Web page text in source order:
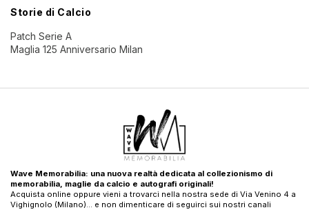
Storie di Calcio
Patch Serie A
Maglia 125 Anniversario Milan
Wave Memorabilia: una nuova realtà dedicata al collezionismo di
memorabilia, maglie da calcio e autografi originali!
Acquista online oppure vieni a trovarci nella nostra sede di Via Venino 4 a
Vighignolo (Milano)… e non dimenticare di seguirci sui nostri canali